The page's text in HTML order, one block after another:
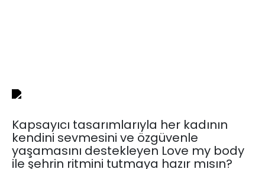
Kapsayıcı tasarımlarıyla her kadının
kendini sevmesini ve özgüvenle
yaşamasını destekleyen Love my body
ile şehrin ritmini tutmaya hazır mısın?